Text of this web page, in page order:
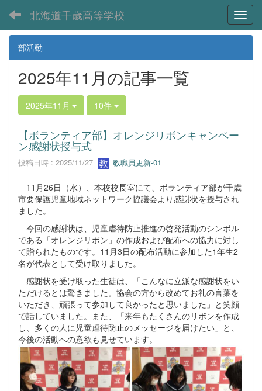
北海道千歳高等学校
部活動
2025年11月の記事一覧
2025年11月 10件
【ボランティア部】オレンジリボンキャンペー
ン感謝状授与式
投稿日時 : 2025/11/27 教職員更新-01
11月26日（水）、本校校長室にて、ボランティア部が千歳
市要保護児童地域ネットワーク協議会より感謝状を授与され
ました。
今回の感謝状は、児童虐待防止推進の啓発活動のシンボル
である「オレンジリボン」の作成および配布への協力に対し
て贈られたものです。11月3日の配布活動に参加した1年生2
名が代表として受け取りました。
感謝状を受け取った生徒は、「こんなに立派な感謝状をい
ただけるとは驚きました。協会の方から改めてお礼の言葉を
いただき、頑張って参加して良かったと思いました」と笑顔
で話していました。また、「来年もたくさんのリボンを作成
し、多くの人に児童虐待防止のメッセージを届けたい」と、
今後の活動への意欲も見せています。